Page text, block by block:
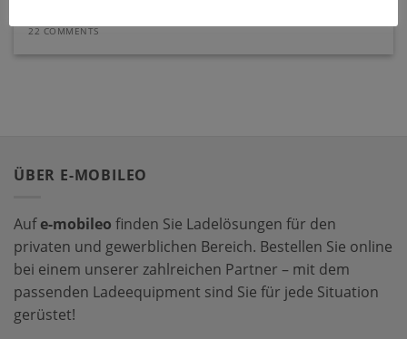
22 COMMENTS
ÜBER E-MOBILEO
Aufe-mobileo finden Sie Ladelösungen für den
privaten und gewerblichen Bereich. Bestellen Sie online
bei einem unserer zahlreichen Partner – mit dem
passenden Ladeequipment sind Sie für jede Situation
gerüstet!